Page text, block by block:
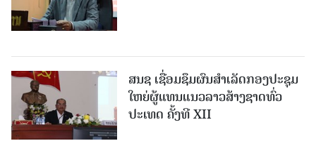
ສນຊ ເຊື່ອມຊຶມຜົນສໍາເລັດກອງປະຊຸມ
ໃຫຍ່ຜູ້ແທນແນວລາວສ້າງຊາດທົ່ວ
ປະເທດ ຄັ້ງທີ XII